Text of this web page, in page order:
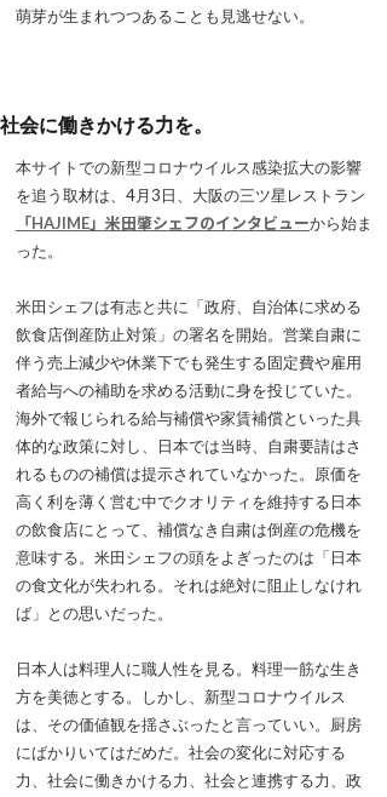
萌芽が生まれつつあることも見逃せない。
社会に働きかける力を。
本サイトでの新型コロナウイルス感染拡大の影響
を追う取材は、4月3日、大阪の三ツ星レストラン
「HAJIME」米田肇シェフのインタビューから始ま
った。
米田シェフは有志と共に「政府、自治体に求める
飲食店倒産防止対策」の署名を開始。営業自粛に
伴う売上減少や休業下でも発生する固定費や雇用
者給与への補助を求める活動に身を投じていた。
海外で報じられる給与補償や家賃補償といった具
体的な政策に対し、日本では当時、自粛要請はさ
れるものの補償は提示されていなかった。原価を
高く利を薄く営む中でクオリティを維持する日本
の飲食店にとって、補償なき自粛は倒産の危機を
意味する。米田シェフの頭をよぎったのは「日本
の食文化が失われる。それは絶対に阻止しなけれ
ば」との思いだった。
日本人は料理人に職人性を見る。料理一筋な生き
方を美徳とする。しかし、新型コロナウイルス
は、その価値観を揺さぶったと言っていい。厨房
にばかりいてはだめだ。社会の変化に対応する
力、社会に働きかける力、社会と連携する力、政